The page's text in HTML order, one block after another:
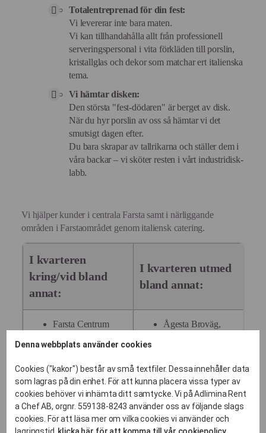
Totalentreprenad för din fest:
Vi levererar inte bara maten.
Vi kan tillhandahålla allt från professionell
serveringspersonal i vita förkläden till porslin,
kristallglas och dekor som matchar ert italienska
tema.
Vi hämtar disken:
Den största "fest-dödaren" är berget av disk.
När du hyr porslin av oss så hämtar vi det
smutsigt dagen efter.
Du bara skrapar av tallrikarna och ställer dem i
våra backar – vi sköter resten i vårt industridisk-
labb.
Vi hjälper kunder i centrala Farsta samt i närliggande
områden i Farstaområdet genom italiensk catering.
I kvarteren
kring/vid bland
annat:
I kvarteren utmed
bland annat:
Farsta Centrum
Munkforsplan
Centrumkyrkan
Storforsplan
Farsta gymnasium
Ågesta Broväg,
Filipstadsbacken,
Fryksdalsbacken,
Larsbodavägen,
Östmarksgatan,
Färnebogatan,
Denna webbplats använder cookies
Cookies ("kakor") består av små textfiler. Dessa innehåller data
som lagras på din enhet. För att kunna placera vissa typer av
cookies behöver vi inhämta ditt samtycke. Vi på Adlimina Rent
a Chef AB, orgnr. 559138-8243 använder oss av följande slags
cookies. För att läsa mer om vilka cookies vi använder och